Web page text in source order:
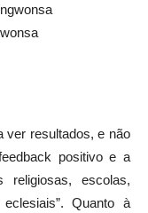
ver resultados, e não
positivo e a
religiosas, escolas,
Quanto à